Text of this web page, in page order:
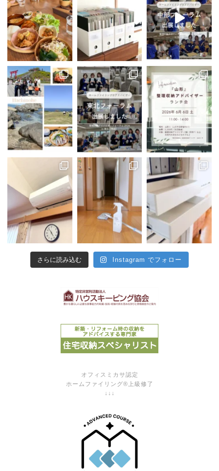
さらに読み込む Instagram でフォロー
オフィスミカサ認定
ホームファイリング®上級修了
↓↓↓